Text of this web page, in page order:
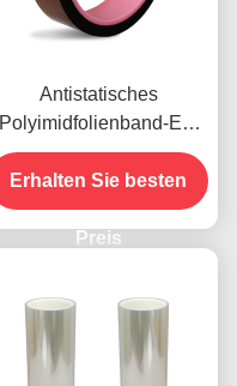
Antistatisches
Polyimidfolienband-E1-
IH803
Erhalten Sie besten
Preis